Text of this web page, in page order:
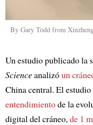
By Gary Todd from
Un estudio publicado la
Scienceanalizóun
China central. El
entendimientode la
digital del cráneo, de 1